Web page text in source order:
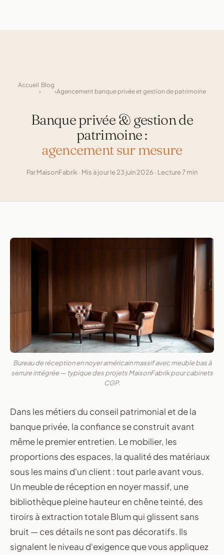
Accueil
›
Blog
›Agencement banque privée et gestion de patrimoine
Banque privée & gestion de
patrimoine :
agencement sur mesure
Par MaisonFabrik · Mis à jour le 23 juin 2026 · Lecture 7 min
Bureau de réception en noyer américain massif avec meuble bas à
serrure intégrée — typique des projets MaisonFabrik pour cabinets
CGP.
Dans les métiers du conseil patrimonial et de la
banque privée, la confiance se construit avant
même le premier entretien. Le mobilier, les
proportions des espaces, la qualité des matériaux
sous les mains d'un client : tout parle avant vous.
Un meuble de réception en noyer massif, une
bibliothèque pleine hauteur en chêne teinté, des
tiroirs à extraction totale Blum qui glissent sans
bruit — ces détails ne sont pas décoratifs. Ils
signalent le niveau d'exigence que vous appliquez